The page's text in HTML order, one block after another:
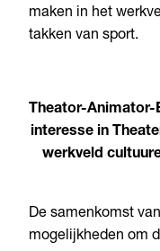
maken in het
takken van sport.
Theator-
interesse in
werkveld
De samenkomst
mogelijkheden om